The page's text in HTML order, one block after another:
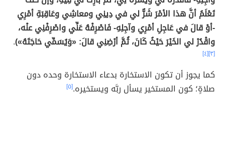
تَعْلَمُ أنَّ هذا الأمْرَ شَرٌّ لي في دِينِي ومعاشِي وعَاقِبَةِ أمْرِي
-أوْ قالَ في عَاجِلِ أمْرِي وآجِلِهِ- فَاصْرِفْهُ عَنِّي واصْرِفْنِي عنْه،
واقْدُرْ لي الخَيْرَ حَيْثُ كَانَ، ثُمَّ أرْضِنِي قالَ: «وَيُسَمِّي حَاجَتَهُ»).
[٣] [٤]
كما يجوز أن تكون الاستخارة بدعاء الاستخارة وحده دون
صلاةٍ؛ كون المستخير يسأل ربَّه ويستخيره.[٥]